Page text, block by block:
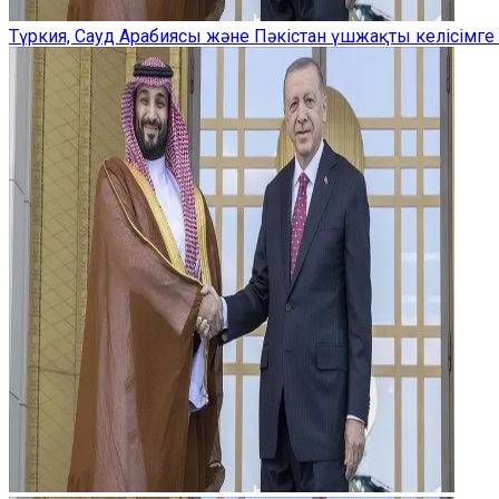
Түркия, Сауд Арабиясы және Пәкістан үшжақты